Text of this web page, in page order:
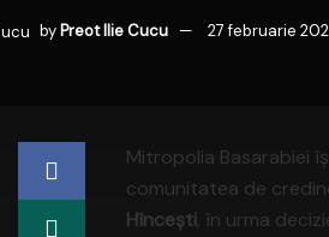
by Preot Ilie Cucu 27 februarie
Mitropolia Basarabiei
comunitatea de
Hîncești, în urma